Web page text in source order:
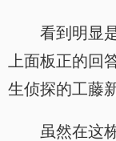
看到明显
上面板正的回
生侦探的工藤
虽然在这